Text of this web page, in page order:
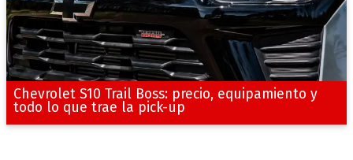
Chevrolet S10 Trail Boss: precio, equipamiento y
todo lo que trae la pick-up